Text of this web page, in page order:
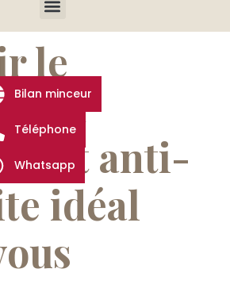
le
et anti-
idéal
Bilan minceur
Téléphone
Whatsapp